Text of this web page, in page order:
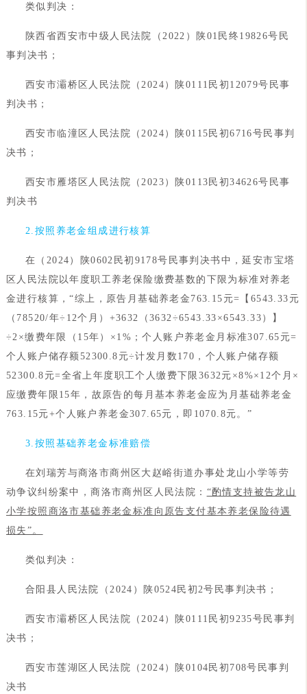
类似判决：
陕西省西安市中级人民法院（2022）陕01民终19826号民
事判决书；
西安市灞桥区人民法院（2024）陕0111民初12079号民事
判决书；
西安市临潼区人民法院（2024）陕0115民初6716号民事判
决书；
西安市雁塔区人民法院（2023）陕0113民初34626号民事
判决书
2.按照养老金组成进行核算
在（2024）陕0602民初9178号民事判决书中，延安市宝塔
区人民法院以年度职工养老保险缴费基数的下限为标准对养老
金进行核算，“综上，原告月基础养老金763.15元=【6543.33元
（78520/年÷12个月）+3632（3632÷6543.33×6543.33）】
÷2×缴费年限（15年）×1%；个人账户养老金月标准307.65元=
个人账户储存额52300.8元÷计发月数170，个人账户储存额
52300.8元=全省上年度职工个人缴费下限3632元×8%×12个月×
应缴费年限15年，故原告的每月基本养老金应为月基础养老金
763.15元+个人账户养老金307.65元，即1070.8元。”
3.按照基础养老金标准赔偿
在刘瑞芳与商洛市商州区大赵峪街道办事处龙山小学等劳
动争议纠纷案中，商洛市商州区人民法院： “酌情支持被告龙山
小学按照商洛市基础养老金标准向原告支付基本养老保险待遇
损失”。
类似判决：
合阳县人民法院（2024）陕0524民初2号民事判决书；
西安市灞桥区人民法院（2024）陕0111民初9235号民事判
决书；
西安市莲湖区人民法院（2024）陕0104民初708号民事判
决书